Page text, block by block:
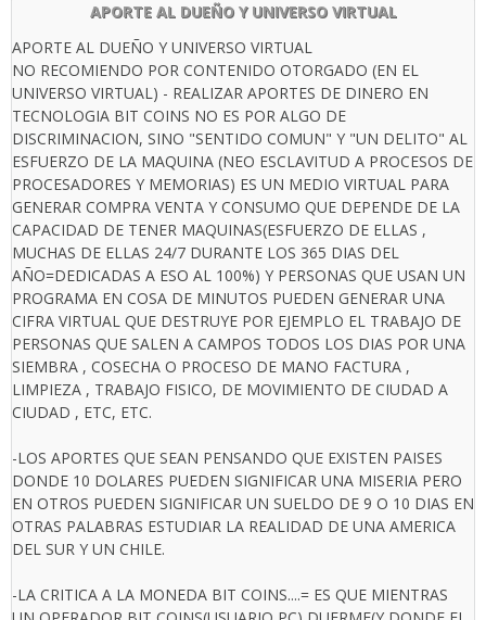
APORTE AL DUEÑO Y UNIVERSO VIRTUAL
APORTE AL DUEÑO Y UNIVERSO VIRTUAL
NO RECOMIENDO POR CONTENIDO OTORGADO (EN EL
UNIVERSO VIRTUAL) - REALIZAR APORTES DE DINERO EN
TECNOLOGIA BIT COINS NO ES POR ALGO DE
DISCRIMINACION, SINO "SENTIDO COMUN" Y "UN DELITO" AL
ESFUERZO DE LA MAQUINA (NEO ESCLAVITUD A PROCESOS DE
PROCESADORES Y MEMORIAS) ES UN MEDIO VIRTUAL PARA
GENERAR COMPRA VENTA Y CONSUMO QUE DEPENDE DE LA
CAPACIDAD DE TENER MAQUINAS(ESFUERZO DE ELLAS ,
MUCHAS DE ELLAS 24/7 DURANTE LOS 365 DIAS DEL
AÑO=DEDICADAS A ESO AL 100%) Y PERSONAS QUE USAN UN
PROGRAMA EN COSA DE MINUTOS PUEDEN GENERAR UNA
CIFRA VIRTUAL QUE DESTRUYE POR EJEMPLO EL TRABAJO DE
PERSONAS QUE SALEN A CAMPOS TODOS LOS DIAS POR UNA
SIEMBRA , COSECHA O PROCESO DE MANO FACTURA ,
LIMPIEZA , TRABAJO FISICO, DE MOVIMIENTO DE CIUDAD A
CIUDAD , ETC, ETC.
-LOS APORTES QUE SEAN PENSANDO QUE EXISTEN PAISES
DONDE 10 DOLARES PUEDEN SIGNIFICAR UNA MISERIA PERO
EN OTROS PUEDEN SIGNIFICAR UN SUELDO DE 9 O 10 DIAS EN
OTRAS PALABRAS ESTUDIAR LA REALIDAD DE UNA AMERICA
DEL SUR Y UN CHILE.
-LA CRITICA A LA MONEDA BIT COINS....= ES QUE MIENTRAS